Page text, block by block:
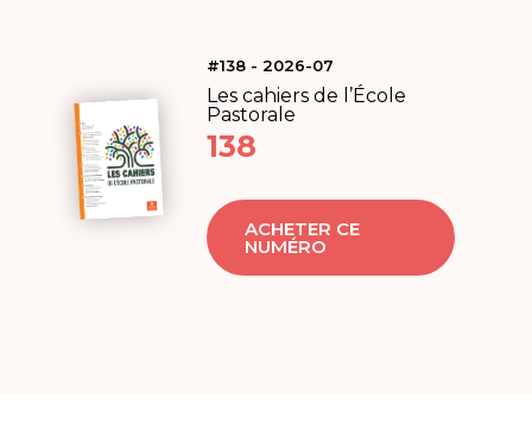
#138 - 2026-07
Les cahiers de l’École
Pastorale
138
ACHETER CE
NUMÉRO